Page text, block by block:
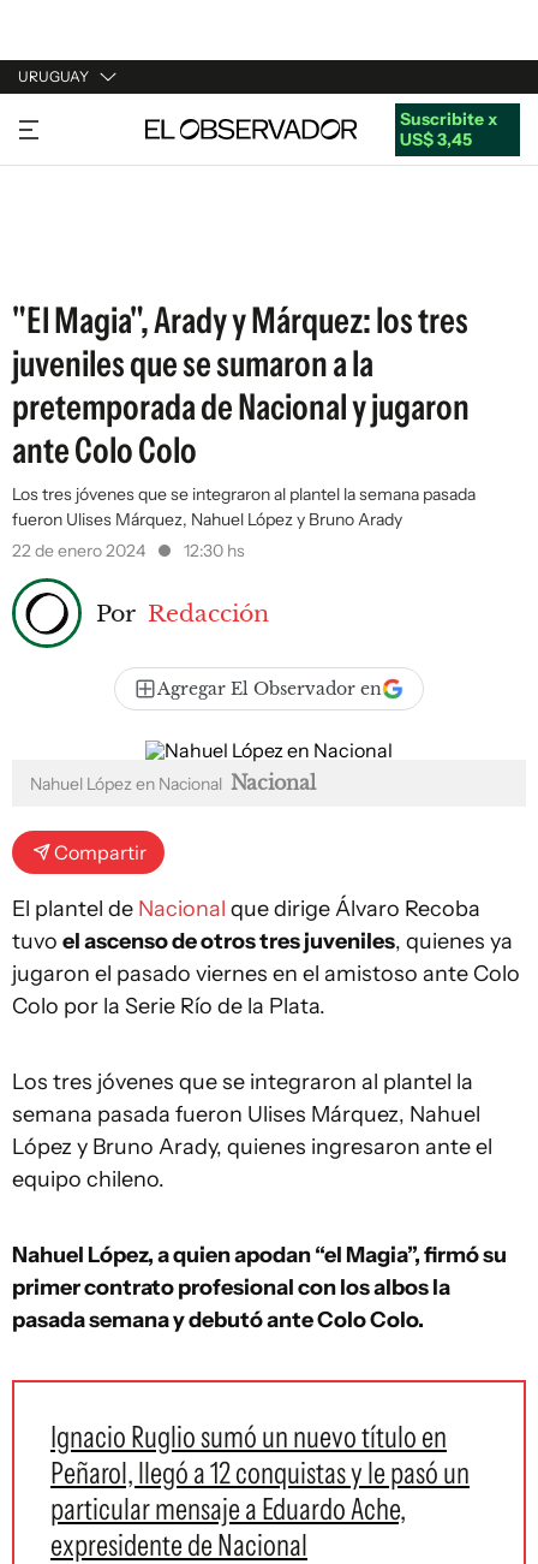
URUGUAY
URUGUAY
ARGENTINA
Suscribite x
US$ 3,45
"El Magia", Arady y Márquez: los tres
juveniles que se sumaron a la
pretemporada de Nacional y jugaron
ante Colo Colo
Los tres jóvenes que se integraron al plantel la semana pasada
fueron Ulises Márquez, Nahuel López y Bruno Arady
22 de enero 2024
12:30 hs
Por Redacción
Agregar El Observador en
Nahuel López en Nacional Nacional
Compartir
El plantel de Nacional que dirige Álvaro Recoba
tuvo el ascenso de otros tres juveniles, quienes ya
jugaron el pasado viernes en el amistoso ante Colo
Colo por la Serie Río de la Plata.
Los tres jóvenes que se integraron al plantel la
semana pasada fueron Ulises Márquez, Nahuel
López y Bruno Arady, quienes ingresaron ante el
equipo chileno.
Nahuel López, a quien apodan “el Magia”, firmó su
primer contrato profesional con los albos la
pasada semana y debutó ante Colo Colo.
Ignacio Ruglio sumó un nuevo título en
Peñarol, llegó a 12 conquistas y le pasó un
particular mensaje a Eduardo Ache,
expresidente de Nacional